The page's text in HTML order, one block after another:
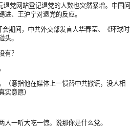
退党网站登记退党的人数也突然暴增。中国问
进、王沪宁对退党的反应。
会期间，中共外交部发言人华春莹、《环球时
头。
有？
（意指他在媒体上一惯替中共撒谎，没人相
实意愿）
人一听大吃一惊。说那你是什么党。